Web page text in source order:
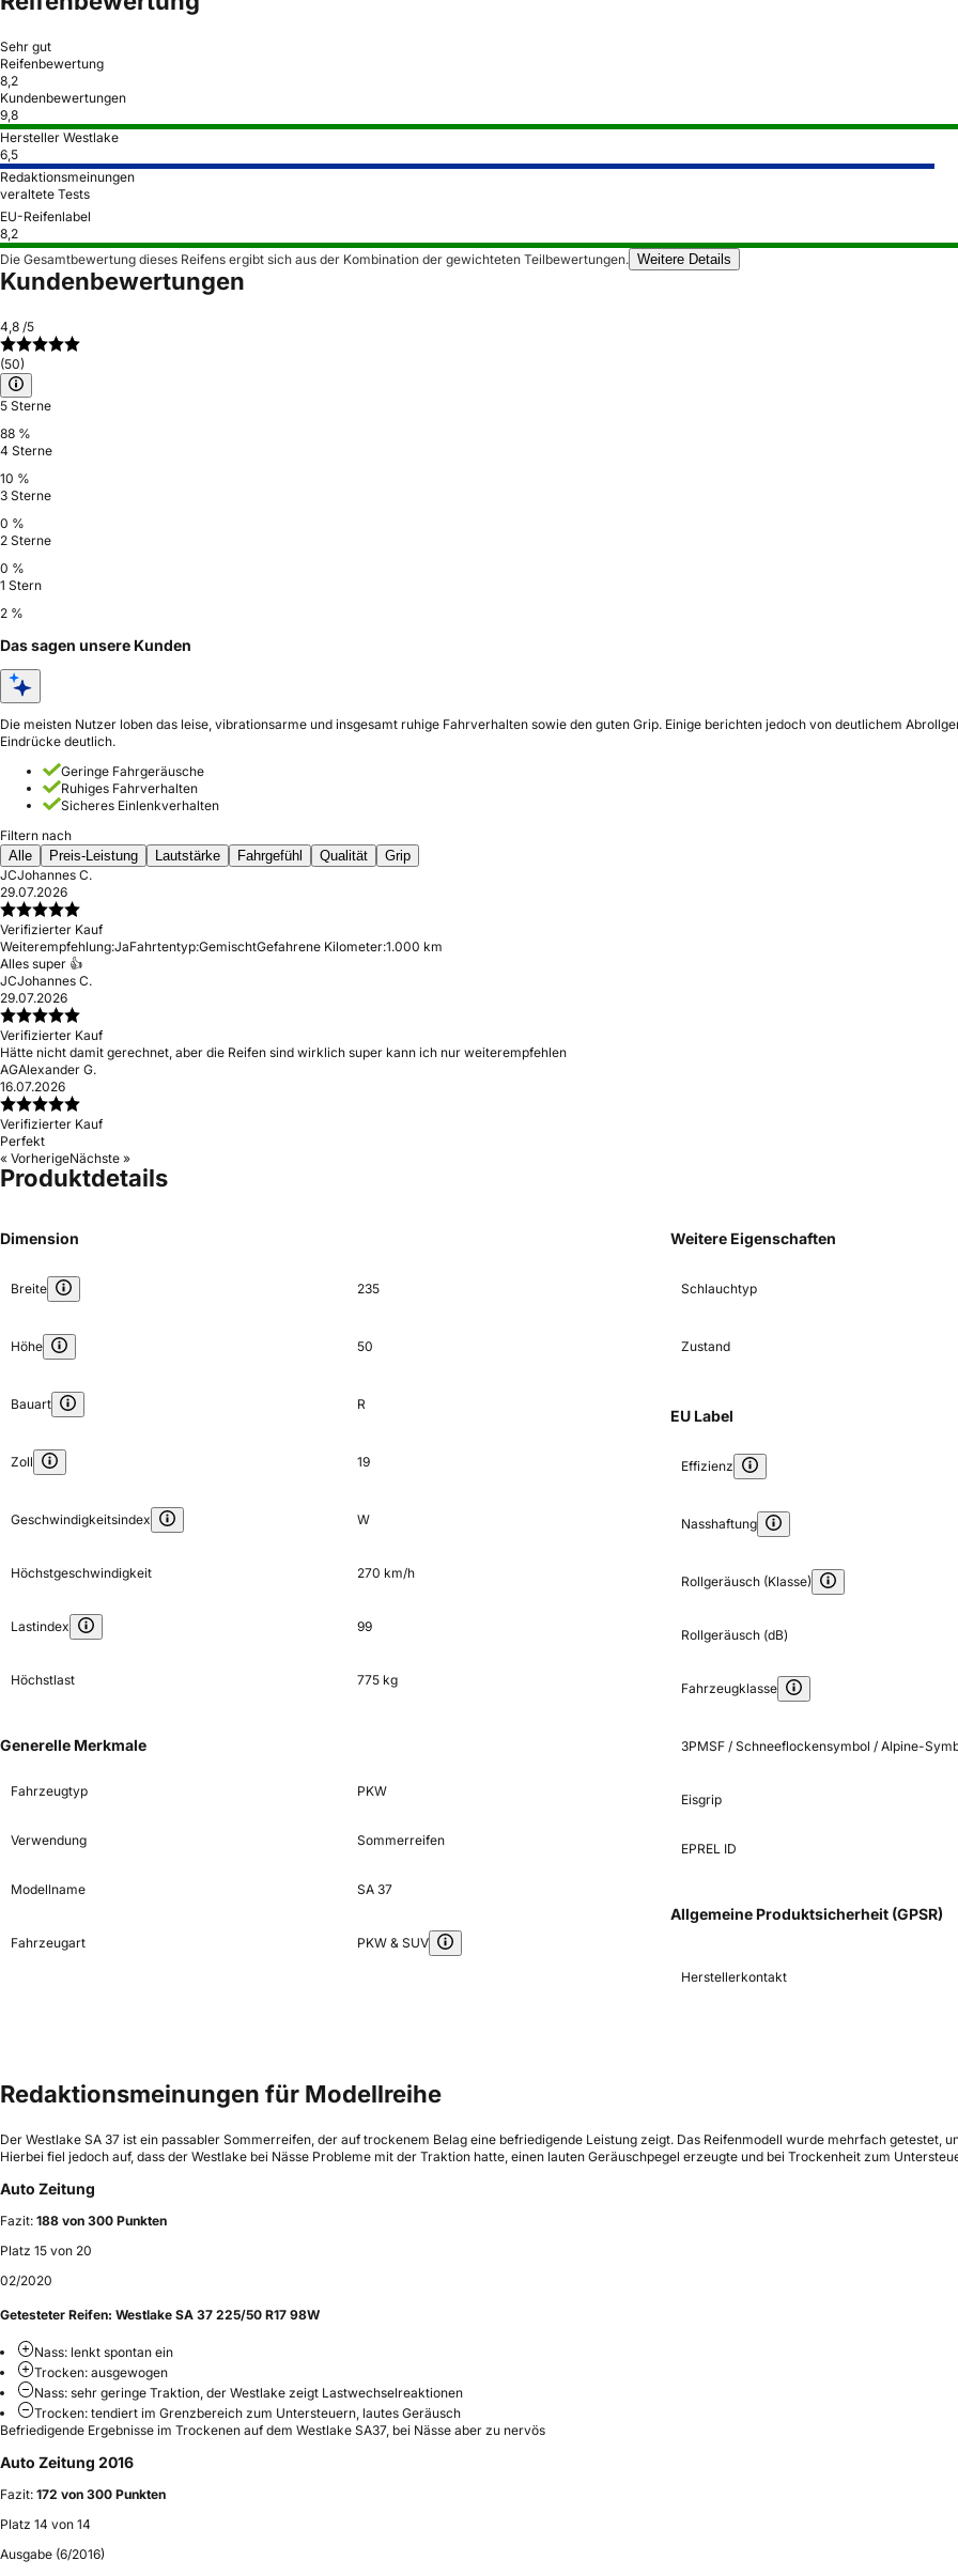
Sehr gut
Reifenbewertung
8,2
Kundenbewertungen
9,8
Hersteller Westlake
6,5
Redaktionsmeinungen
veraltete Tests
EU-Reifenlabel
8,2
Die Gesamtbewertung dieses Reifens ergibt sich aus der Kombination der gewichteten Teilbewertungen. Weitere Details
Kundenbewertungen
4,8 /5
(50)
5 Sterne
88 %
4 Sterne
10 %
3 Sterne
0 %
2 Sterne
0 %
1 Stern
2 %
Das sagen unsere Kunden
Die meisten Nutzer loben das leise, vibrationsarme und insgesamt ruhige Fahrverhalten sowie den guten Grip. Einige berichten jedoch von deutlichem
Eindrücke deutlich.
Geringe Fahrgeräusche
Ruhiges Fahrverhalten
Sicheres Einlenkverhalten
Filtern nach
Alle
Preis-Leistung Lautstärke Fahrgefühl Qualität
Grip
JCJohannes C.
29.07.2026
Verifizierter Kauf
Weiterempfehlung:JaFahrtentyp:GemischtGefahrene Kilometer:1.000 km
Alles super 👍
JCJohannes C.
29.07.2026
Verifizierter Kauf
Hätte nicht damit gerechnet, aber die Reifen sind wirklich super kann ich nur weiterempfehlen
AGAlexander G.
16.07.2026
Verifizierter Kauf
Perfekt
« VorherigeNächste »
Produktdetails
Dimension
Breite 235
Höhe 50
Bauart R
Zoll 19
Geschwindigkeitsindex W
Höchstgeschwindigkeit 270 km/h
Lastindex 99
Höchstlast 775 kg
Generelle Merkmale
Fahrzeugtyp PKW
Verwendung Sommerreifen
Modellname SA 37
Fahrzeugart PKW & SUV
Weitere Eigenschaften
Schlauchtyp
Zustand
EU Label
Effizienz
Nasshaftung
Rollgeräusch (Klasse)
Rollgeräusch (dB)
Fahrzeugklasse
3PMSF / Schneeflockensymbol / Alpine-
Eisgrip
EPREL ID
Allgemeine Produktsicherheit (GPSR)
Herstellerkontakt
Redaktionsmeinungen für Modellreihe
Der Westlake SA 37 ist ein passabler Sommerreifen, der auf trockenem Belag eine befriedigende Leistung zeigt. Das Reifenmodell wurde mehrfach getestet,
Hierbei fiel jedoch auf, dass der Westlake bei Nässe Probleme mit der Traktion hatte, einen lauten Geräuschpegel erzeugte und bei Trockenheit zum
Auto Zeitung
Fazit: 188 von 300 Punkten
Platz 15 von 20
02/2020
Getesteter Reifen: Westlake SA 37 225/50 R17 98W
Nass: lenkt spontan ein
Trocken: ausgewogen
Nass: sehr geringe Traktion, der Westlake zeigt Lastwechselreaktionen
Trocken: tendiert im Grenzbereich zum Untersteuern, lautes Geräusch
Befriedigende Ergebnisse im Trockenen auf dem Westlake SA37, bei Nässe aber zu nervös
Auto Zeitung 2016
Fazit: 172 von 300 Punkten
Platz 14 von 14
Ausgabe (6/2016)